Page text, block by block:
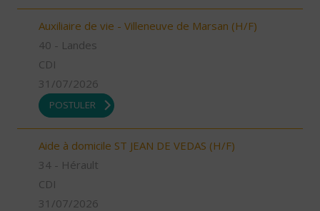
Auxiliaire de vie - Villeneuve de Marsan (H/F)
40 - Landes
CDI
31/07/2026
POSTULER
Aide à domicile ST JEAN DE VEDAS (H/F)
34 - Hérault
CDI
31/07/2026